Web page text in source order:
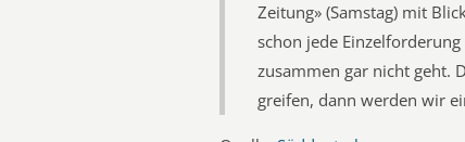
Zeitung» (Samstag) mit
schon jede
zusammen gar nicht geht.
greifen, dann werden wir